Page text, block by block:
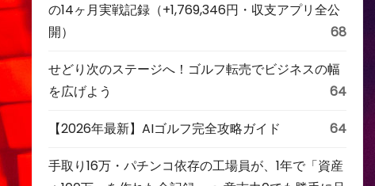
の14ヶ月実戦記録（+1,769,346円・収支アプリ全公
開）
68
せどり次のステージへ！ゴルフ転売でビジネスの幅
を広げよう
64
【2026年最新】AIゴルフ完全攻略ガイド 64
手取り16万・パチンコ依存の工場員が、1年で「資産